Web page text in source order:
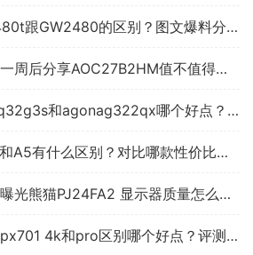
「求助」明基bl2480t跟GW2480的区别？图文爆料分析
【质量曝光】使用一周后分享AOC27B2HM值不值得买，来看看显示器评测数据
【独家爆料】aocq32g3s和agonag322qx哪个好点？到底要怎么选择
实情解密创维A20和A5有什么区别？对比哪款性价比更高
【不看后悔】亲测曝光熊猫PJ24FA2 显示器质量怎么样？全方位评测分享!
真实情况透露优派px701 4k和pro区别哪个好点？评测解读该怎么选